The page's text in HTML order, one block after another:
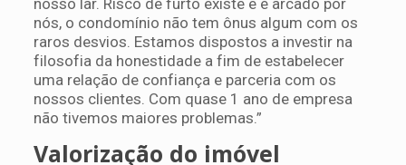
nós, o condomínio não tem ônus algum com os
raros desvios. Estamos dispostos a investir na
filosofia da honestidade a fim de estabelecer
uma relação de confiança e parceria com os
nossos clientes. Com quase 1 ano de empresa
não tivemos maiores problemas.”
Valorização do imóvel